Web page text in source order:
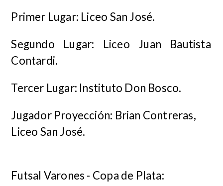
Primer Lugar: Liceo San José.
Segundo Lugar: Liceo Juan Bautista
Contardi.
Tercer Lugar: Instituto Don Bosco.
Jugador Proyección: Brian Contreras,
Liceo San José.
Futsal Varones - Copa de Plata: